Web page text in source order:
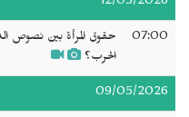
07:00
حقوق المرأة بين نصوص
الحرب؟
09/05/2026